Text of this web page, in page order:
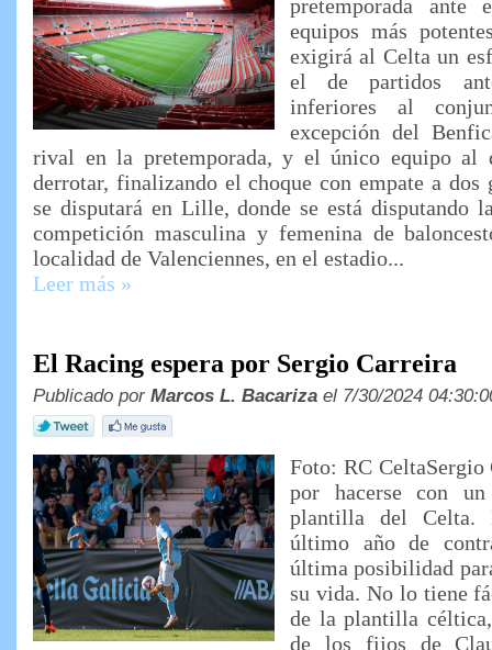
pretemporada
equipos más
exigirá al Celta un
el de partidos
inferiores al
excepción del
rival en la pretemporada, y el único equipo al
derrotar, finalizando el choque con empate a dos
se disputará en Lille, donde se está disputando
competición masculina y femenina de
localidad de Valenciennes, en el estadio...
Leer más »
El Racing espera por Sergio Carreira
Publicado por Marcos L. Bacariza el 7/30/2024
Foto: RC CeltaSergio
por hacerse con
plantilla del Celta.
último año de
última posibilidad
su vida. No lo tiene
de la plantilla
de los fijos de